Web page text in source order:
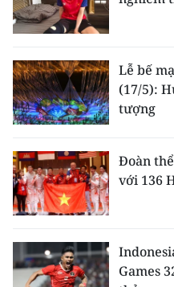
Lễ bế
(17/5):
tượng
Đoàn
với 136
Games